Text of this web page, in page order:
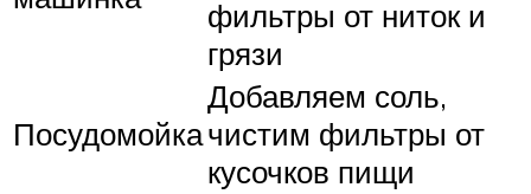
фильтры от ниток и
грязи
Посудомойка
Добавляем соль,
чистим фильтры от
кусочков пищи